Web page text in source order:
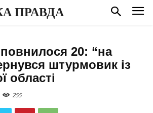
ПРАВДА
20: “на
штурмовик із
області
255